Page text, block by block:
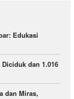
Edukasi
dan 1.016
dan Miras,